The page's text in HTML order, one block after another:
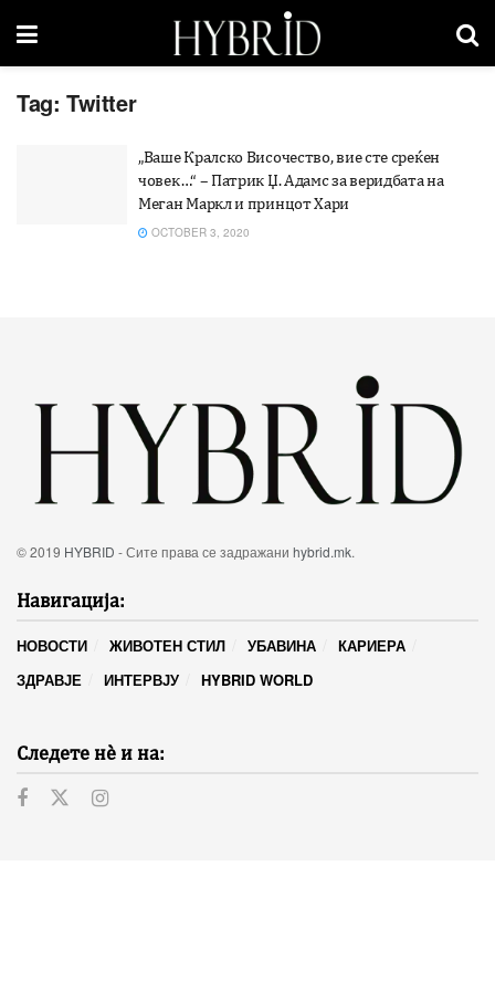
Tag: Twitter
„Ваше Кралско Височество, вие сте среќен
човек…“ – Патрик Џ. Адамс за веридбата на
Меган Маркл и принцот Хари
OCTOBER 3, 2020
© 2019 HYBRID - Сите права се задражани hybrid.mk.
Навигација:
НОВОСТИ ЖИВОТЕН СТИЛ УБАВИНА
КАРИЕРА
ЗДРАВЈЕ
ИНТЕРВЈУ HYBRID WORLD
Следете нѐ и на: